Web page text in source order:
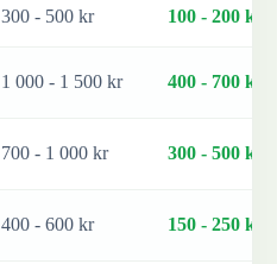
300 - 500 kr 100 - 200 kr
1 000 - 1 500 kr 400 - 700 kr
700 - 1 000 kr 300 - 500 kr
400 - 600 kr 150 - 250 kr